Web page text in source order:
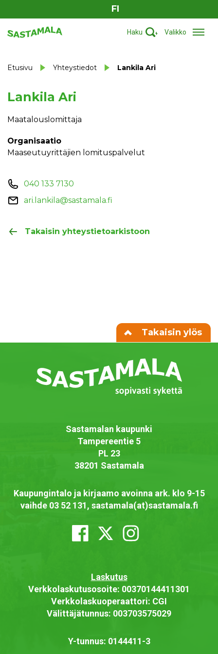
FI
Haku Valikko
Etusivu Yhteystiedot Lankila Ari
Lankila Ari
Maatalouslomittaja
Organisaatio
Maaseutuyrittäjien lomituspalvelut
040 133 7130
ari.lankila@sastamala.fi
Takaisin yhteystietoarkistoon
Takaisin ylös
Sastamalan kaupunki
Tampereentie 5
PL 23
38201 Sastamala
Kaupungintalo ja kirjaamo avoinna ark. klo 9-15
vaihde 03 52 131, sastamala(at)sastamala.fi
Laskutus
Verkkolaskutusosoite: 00370144411301
Verkkolaskuoperaattori: CGI
Välittäjätunnus: 003703575029
Y-tunnus: 0144411-3